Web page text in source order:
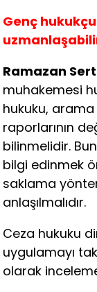
Genç
Ramazan
muhakemesi
hukuku,
raporlarının
bilinmelidir.
bilgi edinmek
saklama
anlaşılmalıdır.
Ceza hukuku
uygulamayı
olarak